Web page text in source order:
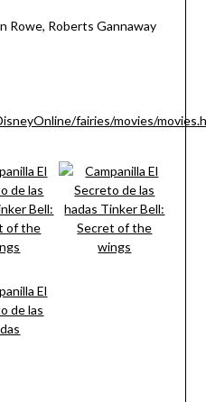
Rowe, Roberts Gannaway
fairies/movies/